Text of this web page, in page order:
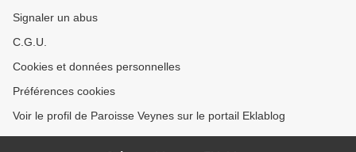
Signaler un abus
C.G.U.
Cookies et données personnelles
Préférences cookies
Voir le profil de Paroisse Veynes sur le portail Eklablog